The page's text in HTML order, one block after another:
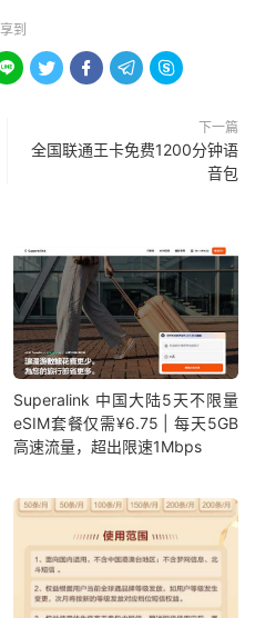
到
    
下一篇
全国联通王卡免费1200分钟语
音包
Superalink 中国大陆5天不限量
eSIM套餐仅需¥6.75 | 每天5GB
高速流量，超出限速1Mbps